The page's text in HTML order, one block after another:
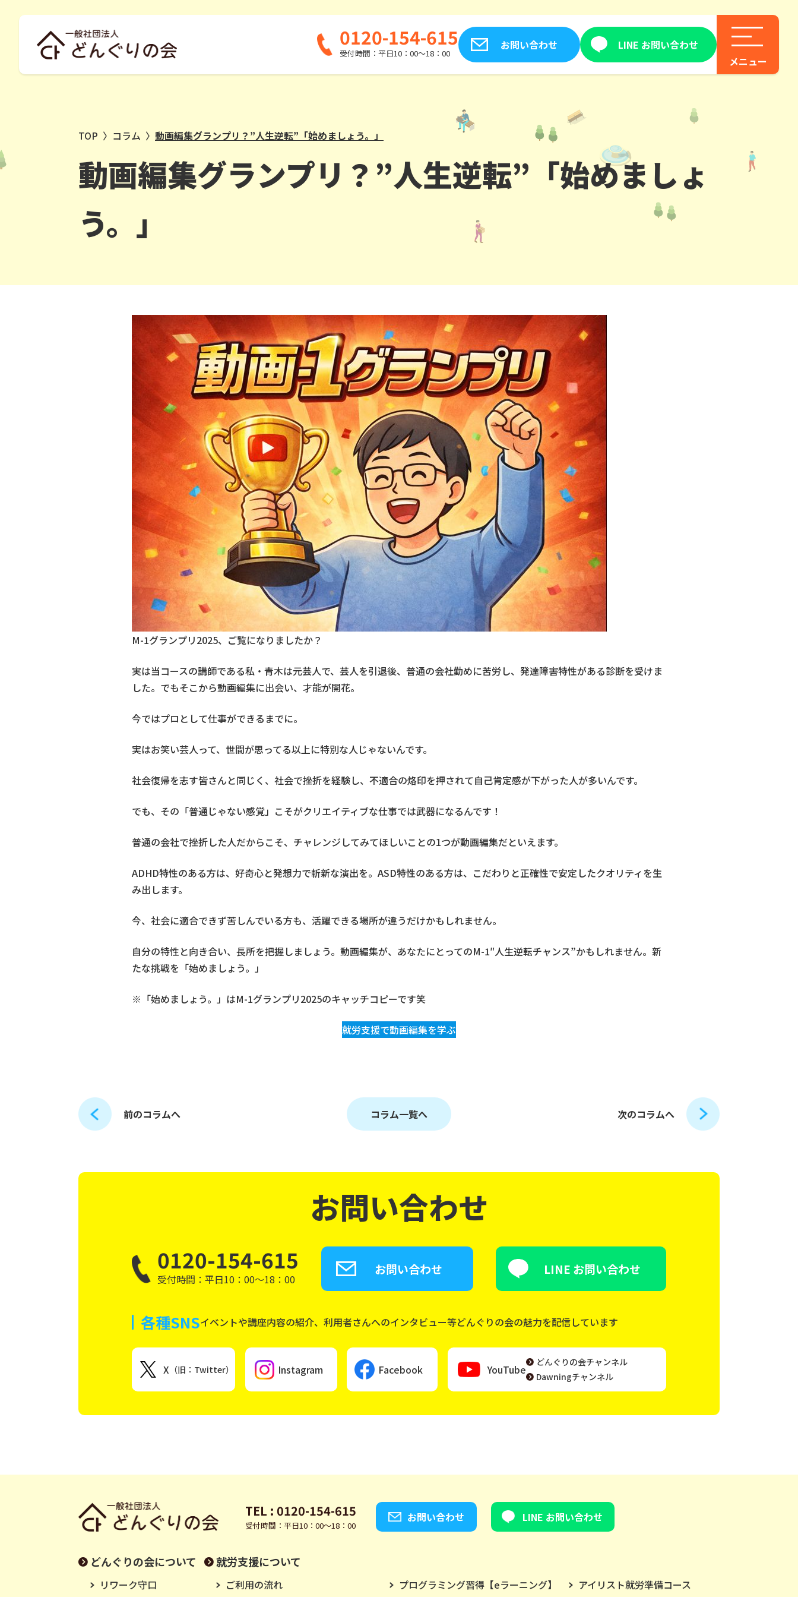
0120-154-615
受付時間：平日10：00～18：00
お問い合わせ LINE お問い合わせ
TOP 〉 コラム 〉 動画編集グランプリ？”人生逆転”「始めましょう。」
動画編集グランプリ？”人生逆転”「始めましょ
う。」
M-1グランプリ2025、ご覧になりましたか？
実は当コースの講師である私・青木は元芸人で、芸人を引退後、普通の会社勤めに苦労し、発達障害特性がある診断を受けま
した。でもそこから動画編集に出会い、才能が開花。
今ではプロとして仕事ができるまでに。
実はお笑い芸人って、世間が思ってる以上に特別な人じゃないんです。
社会復帰を志す皆さんと同じく、社会で挫折を経験し、不適合の烙印を押されて自己肯定感が下がった人が多いんです。
でも、その「普通じゃない感覚」こそがクリエイティブな仕事では武器になるんです！
普通の会社で挫折した人だからこそ、チャレンジしてみてほしいことの1つが動画編集だといえます。
ADHD特性のある方は、好奇心と発想力で斬新な演出を。ASD特性のある方は、こだわりと正確性で安定したクオリティを生
み出します。
今、社会に適合できず苦しんでいる方も、活躍できる場所が違うだけかもしれません。
自分の特性と向き合い、長所を把握しましょう。動画編集が、あなたにとってのM-1″人生逆転チャンス”かもしれません。新
たな挑戦を「始めましょう。」
※「始めましょう。」はM-1グランプリ2025のキャッチコピーです笑
就労支援で動画編集を学ぶ
前のコラムへ コラム一覧へ 次のコラムへ
お問い合わせ
0120-154-615
受付時間：平日10：00～18：00
お問い合わせ LINE お問い合わせ
各種SNSイベントや講座内容の紹介、利用者さんへのインタビュー等どんぐりの会の魅力を配信しています
X （旧：Twitter） Instagram Facebook YouTube
どんぐりの会チャンネル
Dawningチャンネル
TEL : 0120-154-615
受付時間：平日10：00～18：00
お問い合わせ LINE お問い合わせ
どんぐりの会について
リワーク守口
就労支援について
ご利用の流れ
プログラミング習得【eラーニング】
アイリスト就労準備コース